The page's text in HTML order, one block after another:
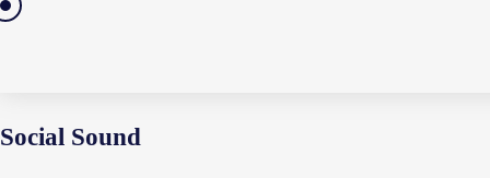
Saltar
Social Sound